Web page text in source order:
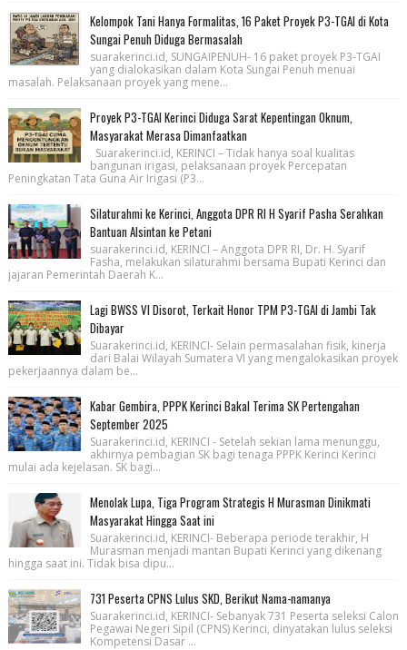
Kelompok Tani Hanya Formalitas, 16 Paket Proyek P3-TGAI di Kota
Sungai Penuh Diduga Bermasalah
suarakerinci.id, SUNGAIPENUH- 16 paket proyek P3-TGAI
yang dialokasikan dalam Kota Sungai Penuh menuai
masalah. Pelaksanaan proyek yang mene...
Proyek P3-TGAI Kerinci Diduga Sarat Kepentingan Oknum,
Masyarakat Merasa Dimanfaatkan
Suarakerinci.id, KERINCI – Tidak hanya soal kualitas
bangunan irigasi, pelaksanaan proyek Percepatan
Peningkatan Tata Guna Air Irigasi (P3...
Silaturahmi ke Kerinci, Anggota DPR RI H Syarif Pasha Serahkan
Bantuan Alsintan ke Petani
suarakerinci.id, KERINCI – Anggota DPR RI, Dr. H. Syarif
Fasha, melakukan silaturahmi bersama Bupati Kerinci dan
jajaran Pemerintah Daerah K...
Lagi BWSS VI Disorot, Terkait Honor TPM P3-TGAI di Jambi Tak
Dibayar
Suarakerinci.id, KERINCI- Selain permasalahan fisik, kinerja
dari Balai Wilayah Sumatera VI yang mengalokasikan proyek
pekerjaannya dalam be...
Kabar Gembira, PPPK Kerinci Bakal Terima SK Pertengahan
September 2025
Suarakerinci.id, KERINCI - Setelah sekian lama menunggu,
akhirnya pembagian SK bagi tenaga PPPK Kerinci Kerinci
mulai ada kejelasan. SK bagi...
Menolak Lupa, Tiga Program Strategis H Murasman Dinikmati
Masyarakat Hingga Saat ini
Suarakerinci.id, KERINCI- Beberapa periode terakhir, H
Murasman menjadi mantan Bupati Kerinci yang dikenang
hingga saat ini. Tidak bisa dipu...
731 Peserta CPNS Lulus SKD, Berikut Nama-namanya
Suarakerinci.id, KERINCI- Sebanyak 731 Peserta seleksi Calon
Pegawai Negeri Sipil (CPNS) Kerinci, dinyatakan lulus seleksi
Kompetensi Dasar ...